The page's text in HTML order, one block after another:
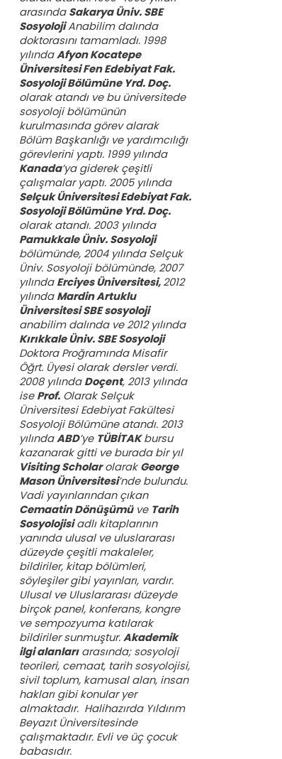
arasında Sakarya Üniv. SBE
SosyolojiAnabilim dalında
doktorasını tamamladı. 1998
yılındaAfyon Kocatepe
Üniversitesi Fen Edebiyat Fak.
Sosyoloji Bölümüne Yrd. Doç.
olarak atandı ve bu üniversitede
sosyoloji bölümünün
kurulmasında görev alarak
Bölüm Başkanlığı ve yardımcılığı
görevlerini yaptı. 1999 yılında
Kanada’ya giderek çeşitli
çalışmalar yaptı. 2005 yılında
Selçuk Üniversitesi Edebiyat Fak.
Sosyoloji Bölümüne Yrd. Doç.
olarak atandı. 2003 yılında
Pamukkale Üniv. Sosyoloji
bölümünde, 2004 yılında Selçuk
Üniv. Sosyoloji bölümünde, 2007
yılında Erciyes Üniversitesi, 2012
yılında Mardin Artuklu
Üniversitesi SBE sosyoloji
anabilim dalında ve 2012 yılında
Kırıkkale Üniv. SBE Sosyoloji
Doktora Proğramında Misafir
Öğrt. Üyesi olarak dersler verdi.
2008 yılında Doçent, 2013 yılında
ise Prof. Olarak Selçuk
Üniversitesi Edebiyat Fakültesi
Sosyoloji Bölümüne atandı. 2013
yılındaABD’ye TÜBİTAKbursu
kazanarak gitti ve burada bir yıl
Visiting Scholarolarak George
Mason Üniversitesi’nde bulundu.
Vadi yayınlarından çıkan
Cemaatin Dönüşümüve Tarih
Sosyolojisiadlı kitaplarının
yanında ulusal ve uluslararası
düzeyde çeşitli makaleler,
bildiriler, kitap bölümleri,
söyleşiler gibi yayınları, vardır.
Ulusal ve Uluslararası düzeyde
birçok panel, konferans, kongre
ve sempozyuma katılarak
bildiriler sunmuştur. Akademik
ilgi alanlarıarasında; sosyoloji
teorileri, cemaat, tarih sosyolojisi,
sivil toplum, kamusal alan, insan
hakları gibi konular yer
almaktadır. Halihazırda Yıldırım
Beyazıt Üniversitesinde
çalışmaktadır. Evli ve üç çocuk
babasıdır.